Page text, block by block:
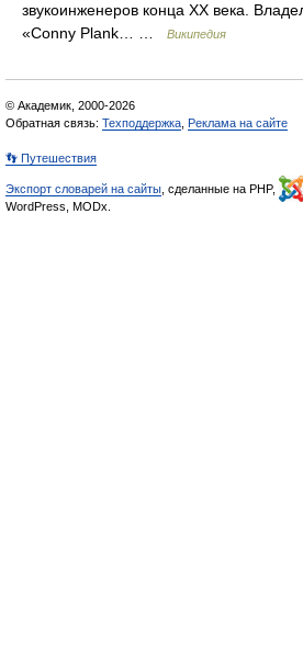
звукоинженеров конца XX века.
«Conny Plank… …
Википедия
© Академик, 2000-2026
Обратная связь: Техподдержка Реклама на сайте
👣 Путешествия
Экспорт словарей на сайты , сделанные на PHP,
WordPress, MODx.